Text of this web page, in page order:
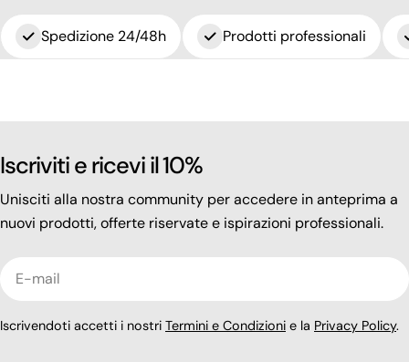
Spedizione 24/48h Prodotti professionali
Iscriviti e ricevi il 10%
Unisciti alla nostra community per accedere in anteprima a
nuovi prodotti, offerte riservate e ispirazioni professionali.
Iscrivendoti accetti i nostri Termini e Condizioni e la Privacy Policy.